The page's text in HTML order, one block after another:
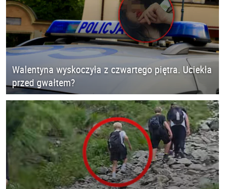
Walentyna wyskoczyła z czwartego piętra. Uciekła
przed gwałtem?